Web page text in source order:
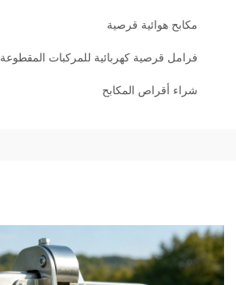
مكابح هوائية قرصية
فرامل قرصية كهربائية للمركبات المقطوعة
شراء أقراص المكابح